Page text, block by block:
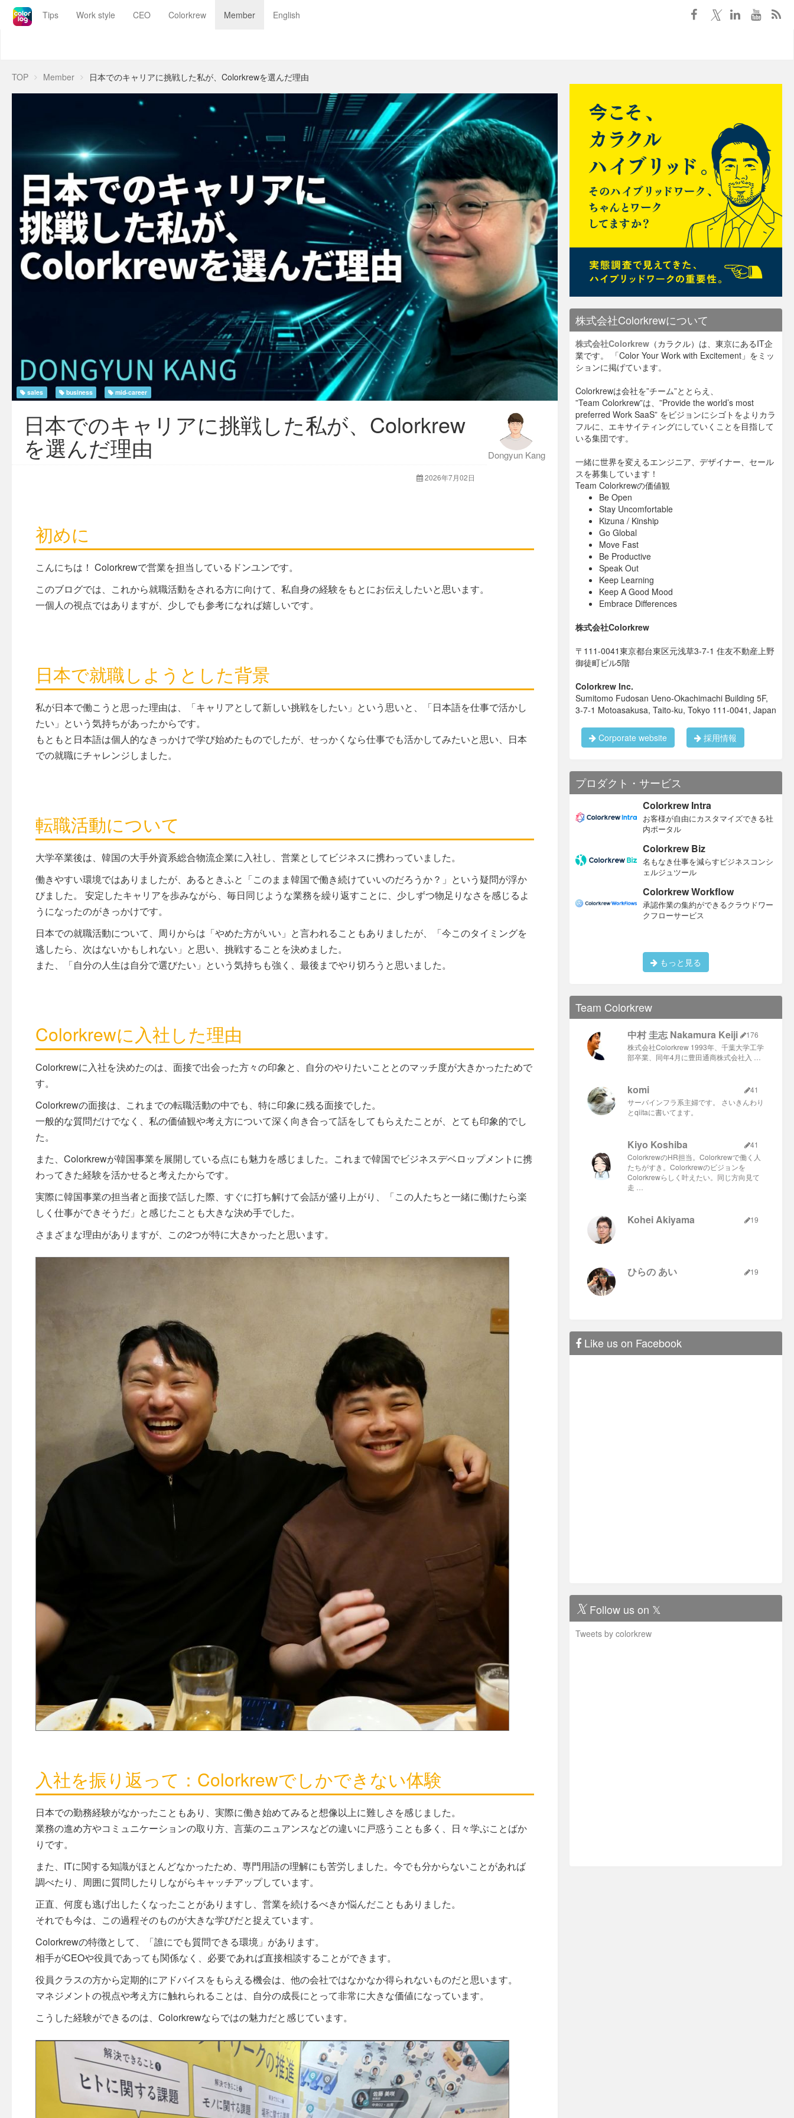
Colorkrew Blog Work SaaSでもっと価値あるシゴトを。Colorkrewオフィシャルブログ
Blog
Tips Work style CEO Colorkrew Member English
TOP Member 日本でのキャリアに挑戦した私が、Colorkrewを選んだ理由
sales business mid-career
日本でのキャリアに挑戦した私が、Colorkrew
を選んだ理由
2026年7月02日
Dongyun Kang
初めに
こんにちは！ Colorkrewで営業を担当しているドンユンです。
このブログでは、これから就職活動をされる方に向けて、私自身の経験をもとにお伝えしたいと思います。
一個人の視点ではありますが、少しでも参考になれば嬉しいです。
日本で就職しようとした背景
私が日本で働こうと思った理由は、「キャリアとして新しい挑戦をしたい」という思いと、「日本語を仕事で活かし
たい」という気持ちがあったからです。
もともと日本語は個人的なきっかけで学び始めたものでしたが、せっかくなら仕事でも活かしてみたいと思い、日本
での就職にチャレンジしました。
転職活動について
大学卒業後は、韓国の大手外資系総合物流企業に入社し、営業としてビジネスに携わっていました。
働きやすい環境ではありましたが、あるときふと「このまま韓国で働き続けていいのだろうか？」という疑問が浮か
びました。 安定したキャリアを歩みながら、毎日同じような業務を繰り返すことに、少しずつ物足りなさを感じるよ
うになったのがきっかけです。
日本での就職活動について、周りからは「やめた方がいい」と言われることもありましたが、「今このタイミングを
逃したら、次はないかもしれない」と思い、挑戦することを決めました。
また、「自分の人生は自分で選びたい」という気持ちも強く、最後までやり切ろうと思いました。
Colorkrewに入社した理由
Colorkrewに入社を決めたのは、面接で出会った方々の印象と、自分のやりたいこととのマッチ度が大きかったためで
す。
Colorkrewの面接は、これまでの転職活動の中でも、特に印象に残る面接でした。
一般的な質問だけでなく、私の価値観や考え方について深く向き合って話をしてもらえたことが、とても印象的でし
た。
また、Colorkrewが韓国事業を展開している点にも魅力を感じました。これまで韓国でビジネスデベロップメントに携
わってきた経験を活かせると考えたからです。
実際に韓国事業の担当者と面接で話した際、すぐに打ち解けて会話が盛り上がり、「この人たちと一緒に働けたら楽
しく仕事ができそうだ」と感じたことも大きな決め手でした。
さまざまな理由がありますが、この2つが特に大きかったと思います。
入社を振り返って：Colorkrewでしかできない体験
日本での勤務経験がなかったこともあり、実際に働き始めてみると想像以上に難しさを感じました。
業務の進め方やコミュニケーションの取り方、言葉のニュアンスなどの違いに戸惑うことも多く、日々学ぶことばか
りです。
また、ITに関する知識がほとんどなかったため、専門用語の理解にも苦労しました。今でも分からないことがあれば
調べたり、周囲に質問したりしながらキャッチアップしています。
正直、何度も逃げ出したくなったことがありますし、営業を続けるべきか悩んだこともありました。
それでも今は、この過程そのものが大きな学びだと捉えています。
Colorkrewの特徴として、「誰にでも質問できる環境」があります。
相手がCEOや役員であっても関係なく、必要であれば直接相談することができます。
役員クラスの方から定期的にアドバイスをもらえる機会は、他の会社ではなかなか得られないものだと思います。
マネジメントの視点や考え方に触れられることは、自分の成長にとって非常に大きな価値になっています。
こうした経験ができるのは、Colorkrewならではの魅力だと感じています。
株式会社Colorkrewについて
株式会社Colorkrew （カラクル）は、東京にあるIT企
業です。 「Color Your Work with Excitement」をミッ
ションに掲げています。
Colorkrewは会社を”チーム”ととらえ、
”Team Colorkrew”は、”Provide the world’s most
preferred Work SaaS” をビジョンにシゴトをよりカラ
フルに、エキサイティングにしていくことを目指して
いる集団です。
一緒に世界を変えるエンジニア、デザイナー、セール
スを募集しています！
Team Colorkrewの価値観
Be Open
Stay Uncomfortable
Kizuna / Kinship
Go Global
Move Fast
Be Productive
Speak Out
Keep Learning
Keep A Good Mood
Embrace Differences
株式会社Colorkrew
〒111-0041東京都台東区元浅草3-7-1 住友不動産上野
御徒町ビル5階
Colorkrew Inc.
Sumitomo Fudosan Ueno-Okachimachi Building 5F,
3-7-1 Motoasakusa, Taito-ku, Tokyo 111-0041, Japan
Corporate website 採用情報
プロダクト・サービス
Colorkrew Intra
お客様が自由にカスタマイズできる社
内ポータル
Colorkrew Biz
名もなき仕事を減らすビジネスコンシ
ェルジュツール
Colorkrew Workflow
承認作業の集約ができるクラウドワー
クフローサービス
もっと見る
Team Colorkrew
中村 圭志 Nakamura Keiji
176
株式会社Colorkrew 1993年、千葉大学工学
部卒業、同年4月に豊田通商株式会社入 …
komi
41
サーバインフラ系主婦です。 さいきんわり
とqiitaに書いてます。
Kiyo Koshiba
41
ColorkrewのHR担当。Colorkrewで働く人
たちがすき。Colorkrewのビジョンを
Colorkrewらしく叶えたい。同じ方向見て
走 …
Kohei Akiyama 19
ひらの あい 19
Like us on Facebook
Follow us on 𝕏
Tweets by colorkrew